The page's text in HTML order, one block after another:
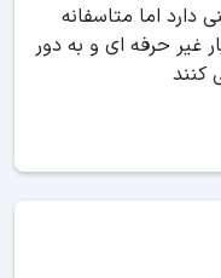
دارد اما متاسفانه
حرفه ای و به دور
کنند